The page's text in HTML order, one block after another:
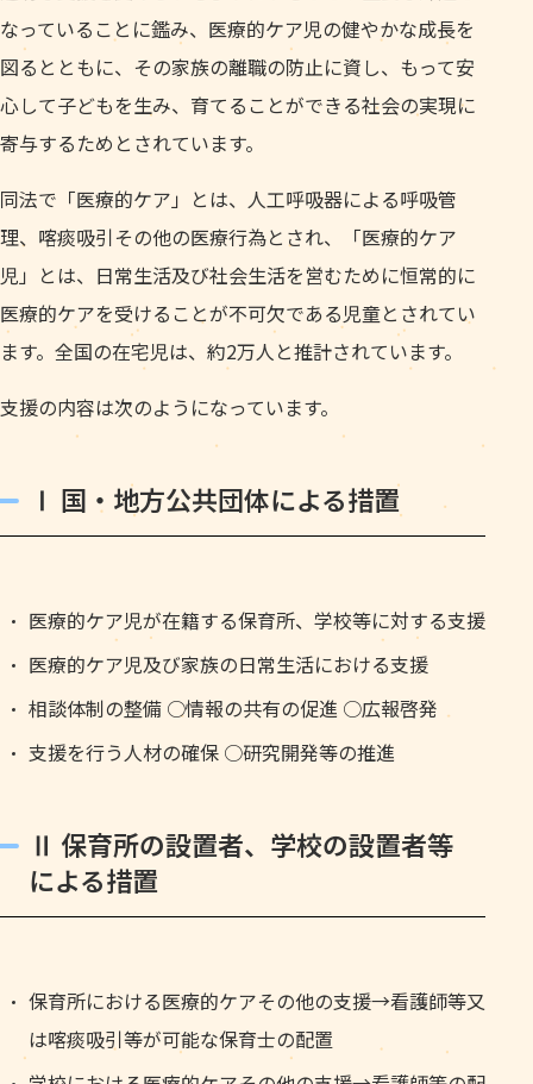
なっていることに鑑み、医療的ケア児の健やかな成長を
図るとともに、その家族の離職の防止に資し、もって安
心して子どもを生み、育てることができる社会の実現に
寄与するためとされています。
同法で「医療的ケア」とは、人工呼吸器による呼吸管
理、喀痰吸引その他の医療行為とされ、「医療的ケア
児」とは、日常生活及び社会生活を営むために恒常的に
医療的ケアを受けることが不可欠である児童とされてい
ます。全国の在宅児は、約2万人と推計されています。
支援の内容は次のようになっています。
Ⅰ 国・地方公共団体による措置
医療的ケア児が在籍する保育所、学校等に対する支援
医療的ケア児及び家族の日常生活における支援
相談体制の整備 ○情報の共有の促進 ○広報啓発
支援を行う人材の確保 ○研究開発等の推進
Ⅱ 保育所の設置者、学校の設置者等
による措置
保育所における医療的ケアその他の支援→看護師等又
は喀痰吸引等が可能な保育士の配置